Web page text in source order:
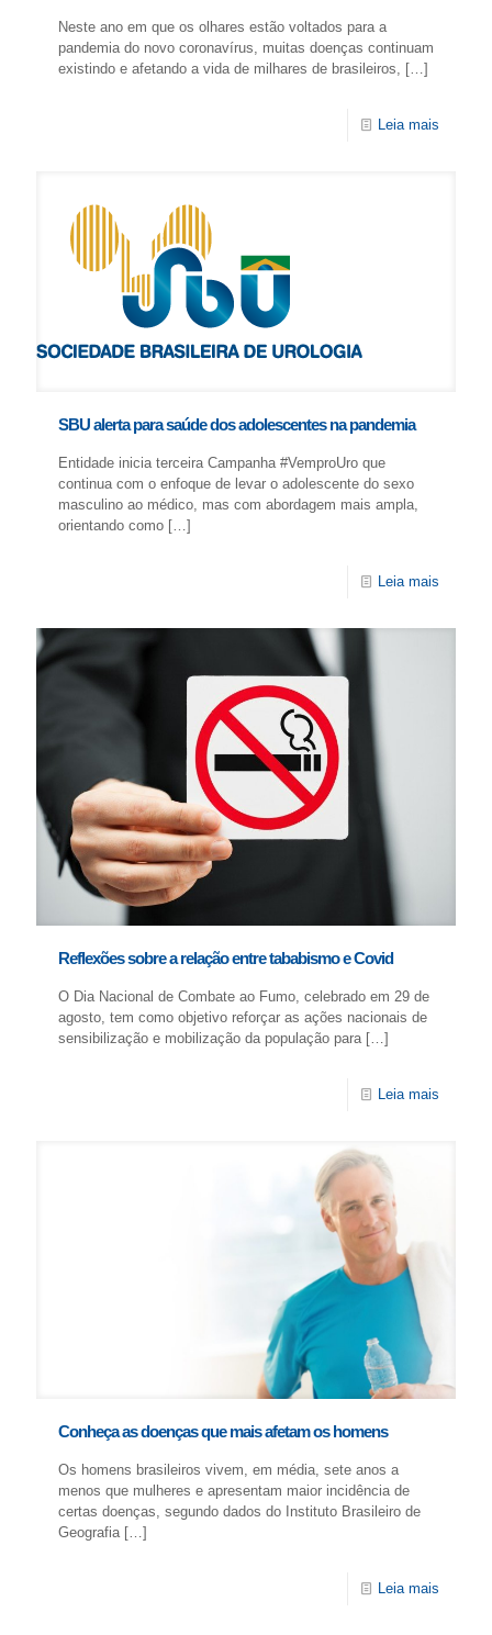
Neste ano em que os olhares estão voltados para a
pandemia do novo coronavírus, muitas doenças continuam
existindo e afetando a vida de milhares de brasileiros,
[…]
Leia mais
SBU alerta para saúde dos adolescentes na pandemia
Entidade inicia terceira Campanha #VemproUro que
continua com o enfoque de levar o adolescente do sexo
masculino ao médico, mas com abordagem mais ampla,
orientando como […]
Leia mais
Reflexões sobre a relação entre tababismo e Covid
O Dia Nacional de Combate ao Fumo, celebrado em 29 de
agosto, tem como objetivo reforçar as ações nacionais de
sensibilização e mobilização da população para[…]
Leia mais
Conheça as doenças que mais afetam os homens
Os homens brasileiros vivem, em média, sete anos a
menos que mulheres e apresentam maior incidência de
certas doenças, segundo dados do Instituto Brasileiro de
Geografia[…]
Leia mais